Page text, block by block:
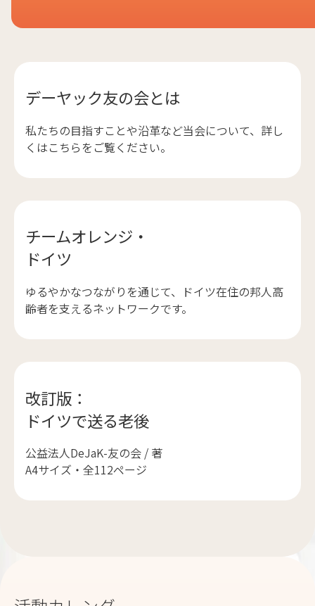
デーヤック友の会とは
私たちの目指すことや沿革など当会について、詳し
くはこちらをご覧ください。
チームオレンジ・
ドイツ
ゆるやかなつながりを通じて、ドイツ在住の邦人高
齢者を支えるネットワークです。
改訂版：
ドイツで送る老後
公益法人DeJaK-友の会 / 著
A4サイズ・全112ページ